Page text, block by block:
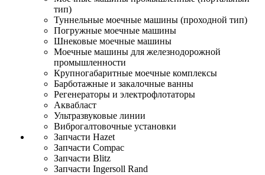
тип)
Туннельные моечные машины (проходной тип)
Погружные моечные машины
Шнековые моечные машины
Моечные машины для железнодорожной
промышленности
Крупногабаритные моечные комплексы
Барботажные и закалочные ванны
Регенераторы и электрофлотаторы
Аквабласт
Ультразвуковые линии
Виброгалтовочные установки
Запчасти Hazet
Запчасти Compac
Запчасти Blitz
Запчасти Ingersoll Rand